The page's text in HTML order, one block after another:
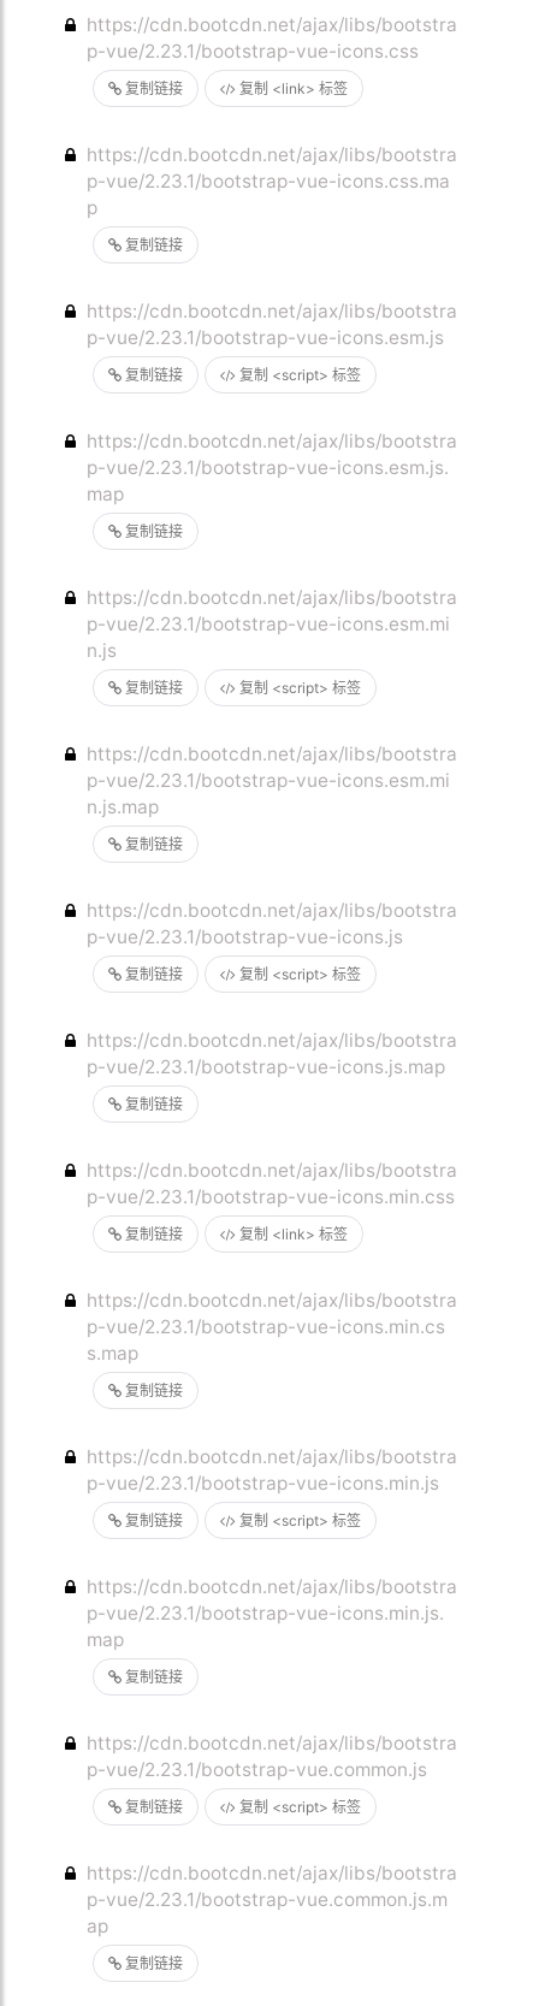
复制链接 复制 <link> 标签
https://cdn.bootcdn.net/ajax/libs/bootstra
p-vue/2.23.1/bootstrap-vue-icons.css
复制链接
https://cdn.bootcdn.net/ajax/libs/bootstra
p-vue/2.23.1/bootstrap-vue-icons.css.ma
p
复制链接 复制 <script> 标签
https://cdn.bootcdn.net/ajax/libs/bootstra
p-vue/2.23.1/bootstrap-vue-icons.esm.js
复制链接
https://cdn.bootcdn.net/ajax/libs/bootstra
p-vue/2.23.1/bootstrap-vue-icons.esm.js.
map
复制链接 复制 <script> 标签
https://cdn.bootcdn.net/ajax/libs/bootstra
p-vue/2.23.1/bootstrap-vue-icons.esm.mi
n.js
复制链接
https://cdn.bootcdn.net/ajax/libs/bootstra
p-vue/2.23.1/bootstrap-vue-icons.esm.mi
n.js.map
复制链接 复制 <script> 标签
https://cdn.bootcdn.net/ajax/libs/bootstra
p-vue/2.23.1/bootstrap-vue-icons.js
复制链接
https://cdn.bootcdn.net/ajax/libs/bootstra
p-vue/2.23.1/bootstrap-vue-icons.js.map
复制链接 复制 <link> 标签
https://cdn.bootcdn.net/ajax/libs/bootstra
p-vue/2.23.1/bootstrap-vue-icons.min.css
复制链接
https://cdn.bootcdn.net/ajax/libs/bootstra
p-vue/2.23.1/bootstrap-vue-icons.min.cs
s.map
复制链接 复制 <script> 标签
https://cdn.bootcdn.net/ajax/libs/bootstra
p-vue/2.23.1/bootstrap-vue-icons.min.js
复制链接
https://cdn.bootcdn.net/ajax/libs/bootstra
p-vue/2.23.1/bootstrap-vue-icons.min.js.
map
复制链接 复制 <script> 标签
https://cdn.bootcdn.net/ajax/libs/bootstra
p-vue/2.23.1/bootstrap-vue.common.js
复制链接
https://cdn.bootcdn.net/ajax/libs/bootstra
p-vue/2.23.1/bootstrap-vue.common.js.m
ap